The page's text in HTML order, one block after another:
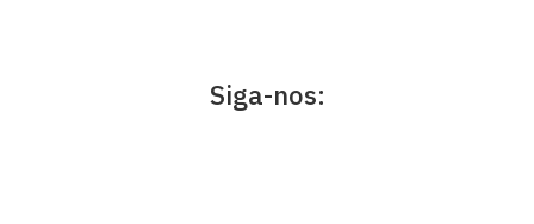
Siga-nos: